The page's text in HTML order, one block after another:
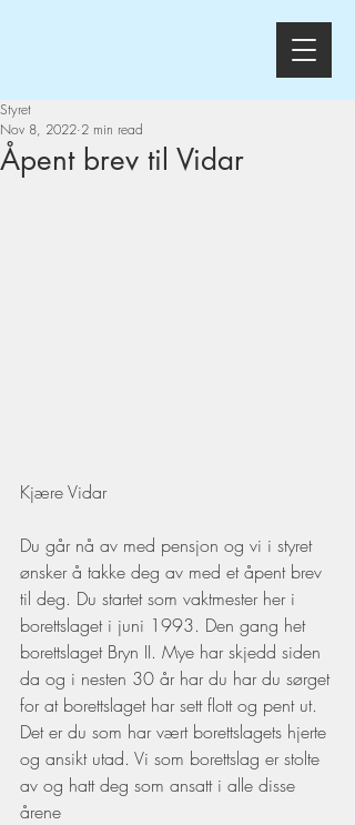
Åpent brev til Vidar
Styret
Nov 8, 2022 2 min read
Kjære Vidar
Du går nå av med pensjon og vi i styret
ønsker å takke deg av med et åpent brev
til deg. Du startet som vaktmester her i
borettslaget i juni 1993. Den gang het
borettslaget Bryn II. Mye har skjedd siden
da og i nesten 30 år har du har du sørget
for at borettslaget har sett flott og pent ut.
Det er du som har vært borettslagets hjerte
og ansikt utad. Vi som borettslag er stolte
av og hatt deg som ansatt i alle disse
årene